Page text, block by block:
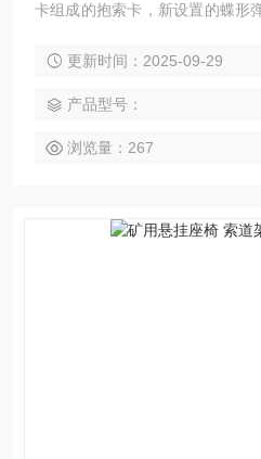
卡组成的抱索卡，新设置的蝶形
致使抱索卡的钳口较长期不会有
更新时间：2025-09-29
产品型号：
浏览量：267